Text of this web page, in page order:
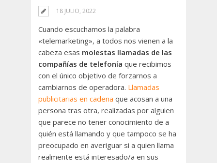
18 JULIO, 2022
Cuando escuchamos la palabra
«telemarketing», a todos nos vienen a la
cabeza esas molestas llamadas de las
compañías de telefonía que recibimos
con el único objetivo de forzarnos a
cambiarnos de operadora. Llamadas
publicitarias en cadena que acosan a una
persona tras otra, realizadas por alguien
que parece no tener conocimiento de a
quién está llamando y que tampoco se ha
preocupado en averiguar si a quien llama
realmente está interesado/a en sus